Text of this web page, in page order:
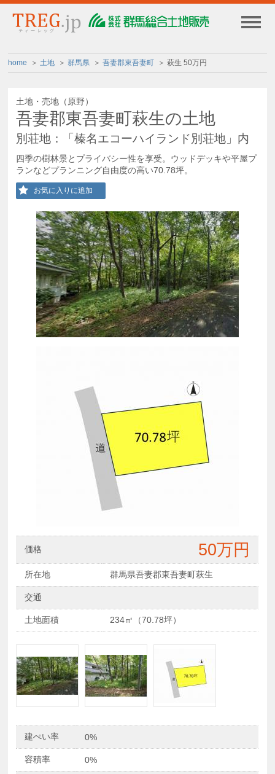
home 土地 群馬県 吾妻郡東吾妻町 萩生 50万円
土地・売地（原野）
吾妻郡東吾妻町萩生の土地
別荘地：「榛名エコーハイランド別荘地」内
四季の樹林景とプライバシー性を享受。ウッドデッキや平屋プ
ランなどプランニング自由度の高い70.78坪。
お気に入りに追加
価格 50万円
所在地 群馬県吾妻郡東吾妻町萩生
交通
土地面積 234㎡（70.78坪）
建ぺい率 0%
容積率 0%